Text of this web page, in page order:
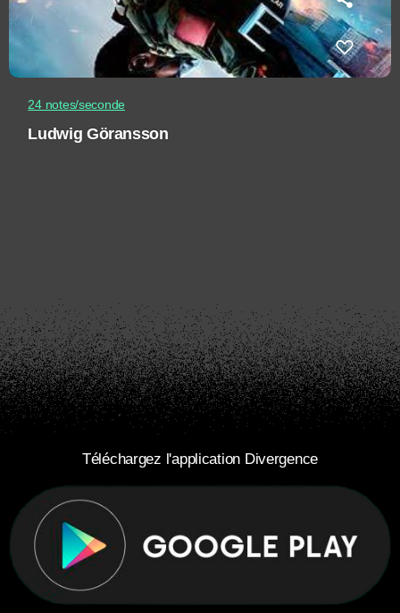
24 notes/seconde
Ludwig Göransson
Téléchargez l'application Divergence